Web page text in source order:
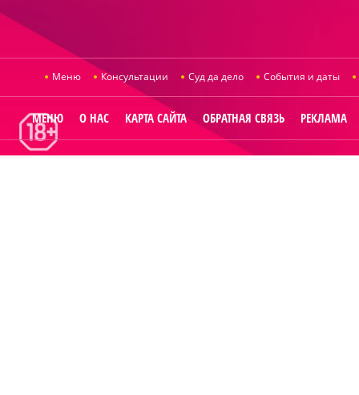
Меню Консультации Суд да дело События и даты
МЕНЮ О НАС КАРТА САЙТА ОБРАТНАЯ СВЯЗЬ РЕКЛАМА